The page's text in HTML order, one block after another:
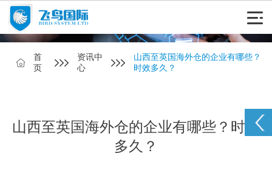
首
页
资讯中
心
山西至英国海外仓的企业有哪些？
时效多久？
山西至英国海外仓的企业有哪些？时效
多久？